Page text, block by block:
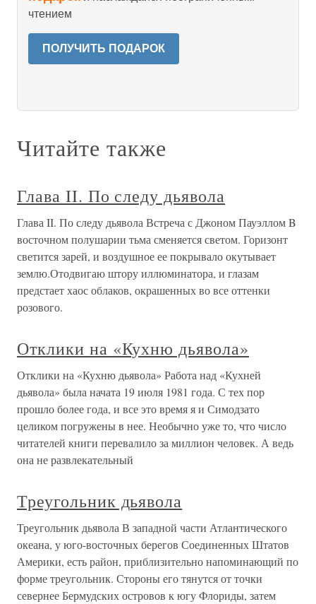
чтением
ПОЛУЧИТЬ ПОДАРОК
Читайте также
Глава II. По следу дьявола
Глава II. По следу дьявола Встреча с Джоном Пауэллом B
восточном полушарии тьма сменяется светом. Горизонт
светится зарей, и воздушное ее покрывало окутывает
землю.Отодвигаю штору иллюминатора, и глазам
предстает хаос облаков, окрашенных во все оттенки
розового.
Отклики на «Кухню дьявола»
Отклики на «Кухню дьявола» Работа над «Кухней
дьявола» была начата 19 июля 1981 года. С тех пор
прошло более года, и все это время я и Симодзато
целиком погружены в нее. Необычно уже то, что число
читателей книги перевалило за миллион человек. А ведь
она не развлекательный
Треугольник дьявола
Треугольник дьявола В западной части Атлантического
океана, у юго-восточных берегов Соединенных Штатов
Америки, есть район, приблизительно напоминающий по
форме треугольник. Стороны его тянутся от точки
севернее Бермудских островов к югу Флориды, затем